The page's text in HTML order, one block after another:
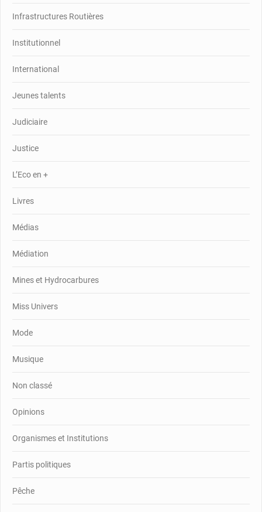
Infrastructures Routières
Institutionnel
International
Jeunes talents
Judiciaire
Justice
L’Eco en +
Livres
Médias
Médiation
Mines et Hydrocarbures
Miss Univers
Mode
Musique
Non classé
Opinions
Organismes et Institutions
Partis politiques
Pêche